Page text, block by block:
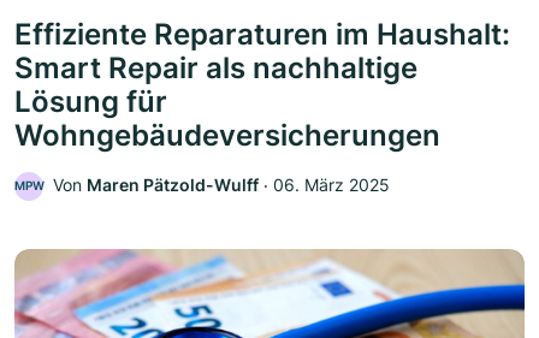
Effiziente Reparaturen im Haushalt:
Smart Repair als nachhaltige
Lösung für
Wohngebäudeversicherungen
MPW Von Maren Pätzold-Wulff ‧ 06. März 2025